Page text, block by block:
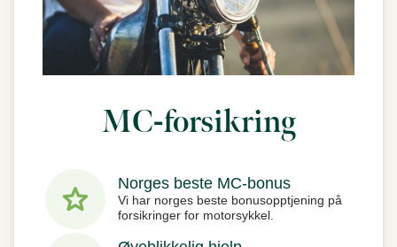
MC-forsikring
star Norges beste MC-bonus
Vi har norges beste bonusopptjening på
forsikringer for motorsykkel.